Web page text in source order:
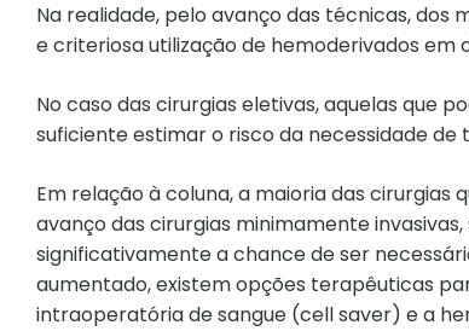
Na realidade, pelo avanço das técnicas,
e criteriosa utilização de hemoderivados em
No caso das cirurgias eletivas, aquelas que
suficiente estimar o risco da necessidade de
Em relação à coluna, a maioria das cirurgias
avanço das cirurgias minimamente
significativamente a chance de ser
aumentado, existem opções terapêuticas
intraoperatória de sangue (cell saver) e a